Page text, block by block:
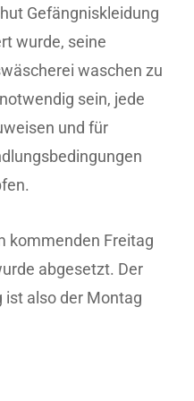
Gefängniskleidung
wurde, seine
waschen zu
sein, jede
und für
kommenden Freitag
abgesetzt. Der
ist also der Montag